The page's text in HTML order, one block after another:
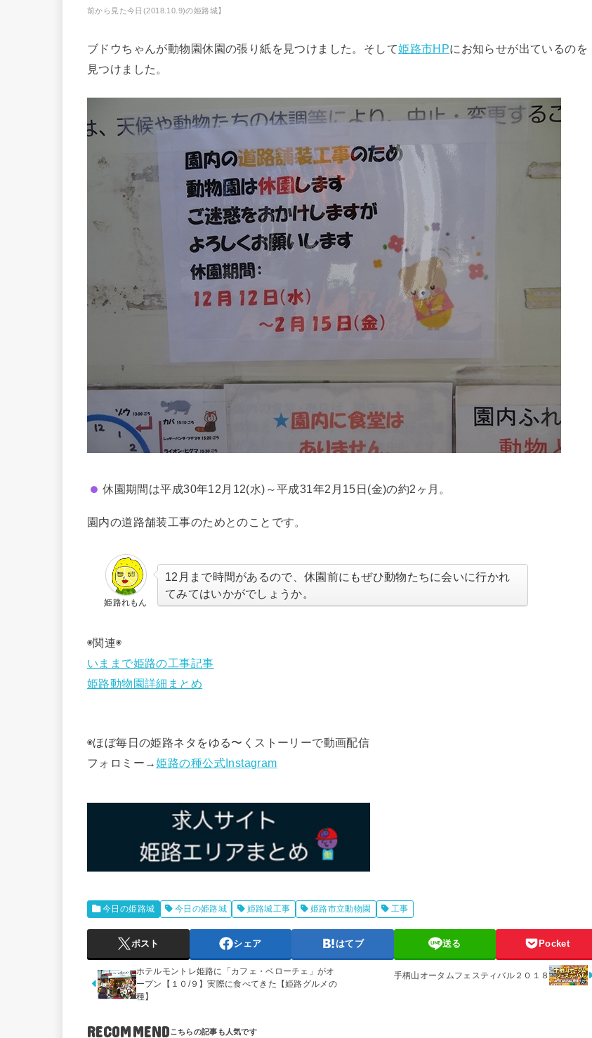
前から見た今日(2018.10.9)の姫路城】
ブドウちゃんが動物園休園の張り紙を見つけました。そして姫路市HPにお知らせが出ているのを
見つけました。
休園期間は平成30年12月12(水)～平成31年2月15日(金)の約2ヶ月。
園内の道路舗装工事のためとのことです。
姫路れもん
12月まで時間があるので、休園前にもぜひ動物たちに会いに行かれ
てみてはいかがでしょうか。
◉関連◉
いままで姫路の工事記事
姫路動物園詳細まとめ
◉ほぼ毎日の姫路ネタをゆる〜くストーリーで動画配信
フォロミー→姫路の種公式Instagram
今日の姫路城 今日の姫路城 姫路城工事 姫路市立動物園 工事
ポスト シェア はてブ 送る Pocket
ホテルモントレ姫路に「カフェ・ベローチェ」がオ
ープン【１０/９】実際に食べてきた【姫路グルメの
種】
手柄山オータムフェスティバル２０１８
RECOMMEND